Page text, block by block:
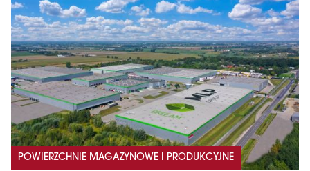
POWIERZCHNIE MAGAZYNOWE I PRODUKCYJNE